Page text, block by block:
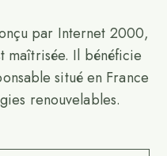
par Internet 2000,
maîtrisée. Il bénéficie
situé en France
renouvelables.